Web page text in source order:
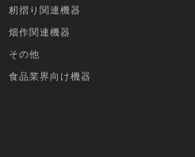
籾摺り関連機器
畑作関連機器
その他
食品業界向け機器